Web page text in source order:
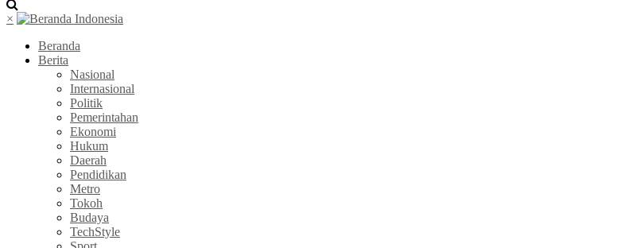
×
Beranda
Berita
Nasional
Internasional
Politik
Pemerintahan
Ekonomi
Hukum
Daerah
Pendidikan
Metro
Tokoh
Budaya
TechStyle